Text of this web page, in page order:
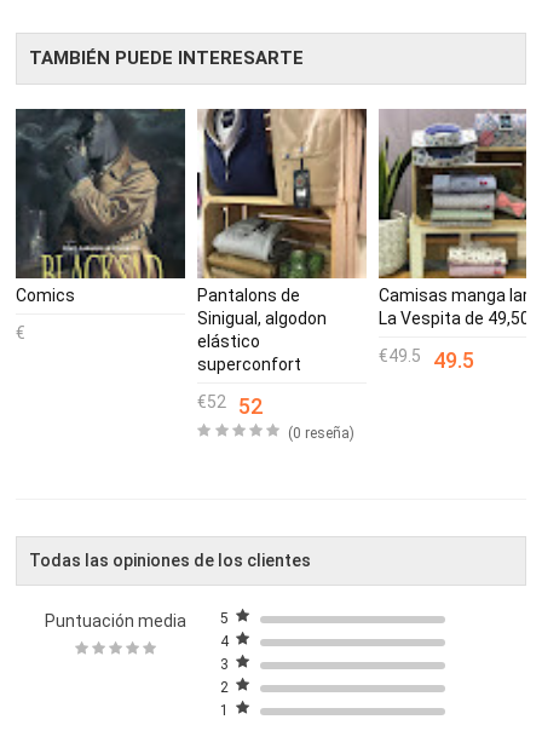
TAMBIÉN PUEDE INTERESARTE
Comics
Pantalons de
Sinigual, algodon
elástico
superconfort
52
52
(0 reseña)
Camisas manga
La Vespita de 49,50€
49.5
49.5
Todas las opiniones de los clientes
Puntuación media
5
4
3
2
1
NG